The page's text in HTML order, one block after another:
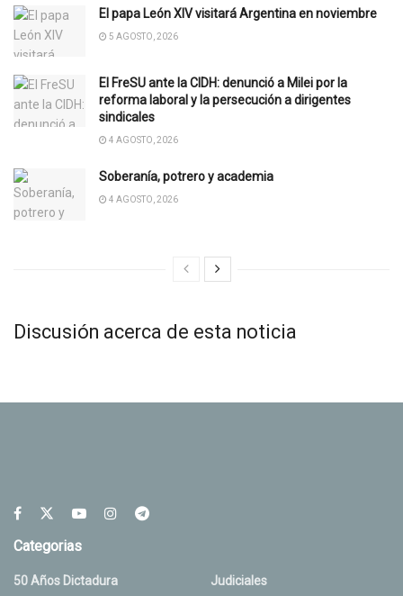
El papa León XIV visitará Argentina en noviembre
5 AGOSTO, 2026
El FreSU ante la CIDH: denunció a Milei por la
reforma laboral y la persecución a dirigentes
sindicales
4 AGOSTO, 2026
Soberanía, potrero y academia
4 AGOSTO, 2026
Discusión acerca de esta noticia
Categorias
50 Años Dictadura
Judiciales